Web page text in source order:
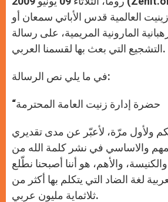
p e
r
k
العالمية قدس الأباتي سمعان أو
المارونية المريمية، على رسالة
التشجيع التي بعث بها لقسمنا العربي.
في ما يلي نص الرسالة:
“حضرة إدارة زنيت العامة المحترمة
ولأول مرّة، لأعبّر عن مدى تقديري
والاساسي في نشر كلمة الله من
والكنيسة، والأهم، هو أننا أصبحنا نطّلع
لغة الضاد التي يتكلم بها أكثر من
ثلاثماية مليون عربي.